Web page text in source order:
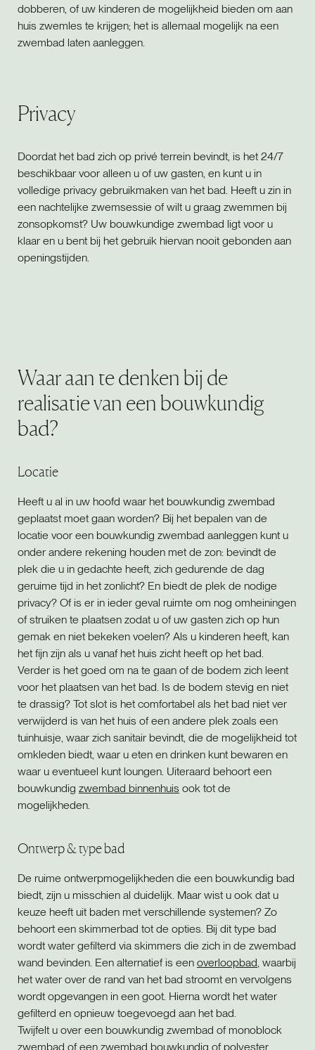
dobberen, of uw kinderen de mogelijkheid bieden om aan
huis zwemles te krijgen; het is allemaal mogelijk na een
zwembad laten aanleggen.
Privacy
Doordat het bad zich op privé terrein bevindt, is het 24/7
beschikbaar voor alleen u of uw gasten, en kunt u in
volledige privacy gebruikmaken van het bad. Heeft u zin in
een nachtelijke zwemsessie of wilt u graag zwemmen bij
zonsopkomst? Uw bouwkundige zwembad ligt voor u
klaar en u bent bij het gebruik hiervan nooit gebonden aan
openingstijden.
Waar aan te denken bij de
realisatie van een bouwkundig
bad?
Locatie
Heeft u al in uw hoofd waar het bouwkundig zwembad
geplaatst moet gaan worden? Bij het bepalen van de
locatie voor een bouwkundig zwembad aanleggen kunt u
onder andere rekening houden met de zon: bevindt de
plek die u in gedachte heeft, zich gedurende de dag
geruime tijd in het zonlicht? En biedt de plek de nodige
privacy? Of is er in ieder geval ruimte om nog omheiningen
of struiken te plaatsen zodat u of uw gasten zich op hun
gemak en niet bekeken voelen? Als u kinderen heeft, kan
het fijn zijn als u vanaf het huis zicht heeft op het bad.
Verder is het goed om na te gaan of de bodem zich leent
voor het plaatsen van het bad. Is de bodem stevig en niet
te drassig? Tot slot is het comfortabel als het bad niet ver
verwijderd is van het huis of een andere plek zoals een
tuinhuisje, waar zich sanitair bevindt, die de mogelijkheid tot
omkleden biedt, waar u eten en drinken kunt bewaren en
waar u eventueel kunt loungen. Uiteraard behoort een
bouwkundig zwembad binnenhuis ook tot de
mogelijkheden.
Ontwerp & type bad
De ruime ontwerpmogelijkheden die een bouwkundig bad
biedt, zijn u misschien al duidelijk. Maar wist u ook dat u
keuze heeft uit baden met verschillende systemen? Zo
behoort een skimmerbad tot de opties. Bij dit type bad
wordt water gefilterd via skimmers die zich in de zwembad
wand bevinden. Een alternatief is een overloopbad, waarbij
het water over de rand van het bad stroomt en vervolgens
wordt opgevangen in een goot. Hierna wordt het water
gefilterd en opnieuw toegevoegd aan het bad.
Twijfelt u over een bouwkundig zwembad of monoblock
zwembad of een zwembad bouwkundig of polyester